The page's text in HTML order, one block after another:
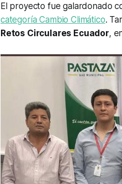
El proyecto fue galardonado
categoría Cambio Climático.
Retos Circulares Ecuador,